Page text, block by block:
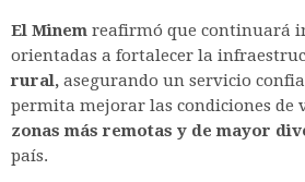
El Minem reafirmó que continuará
orientadas a fortalecer la
rural, asegurando un servicio
permita mejorar las condiciones de
zonas más remotas y de mayor
país.